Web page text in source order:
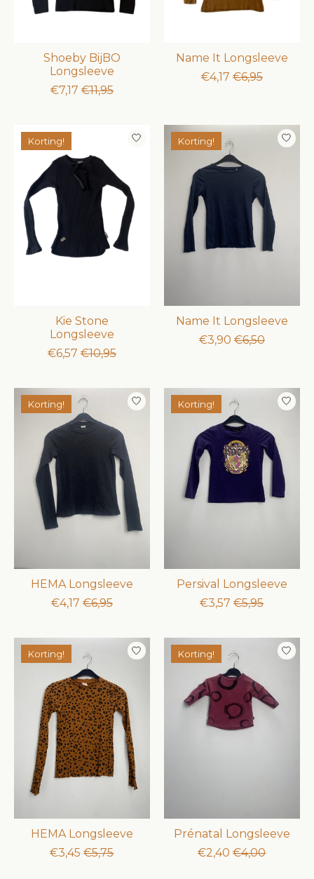
Shoeby BijBO
Longsleeve
€7,17 €11,95
Name It Longsleeve
€4,17 €6,95
Korting!
Kie Stone
Longsleeve
€6,57 €10,95
Korting!
Name It Longsleeve
€3,90 €6,50
Korting!
HEMA Longsleeve
€4,17 €6,95
Korting!
Persival Longsleeve
€3,57 €5,95
Korting!
HEMA Longsleeve
€3,45 €5,75
Korting!
Prénatal Longsleeve
€2,40 €4,00